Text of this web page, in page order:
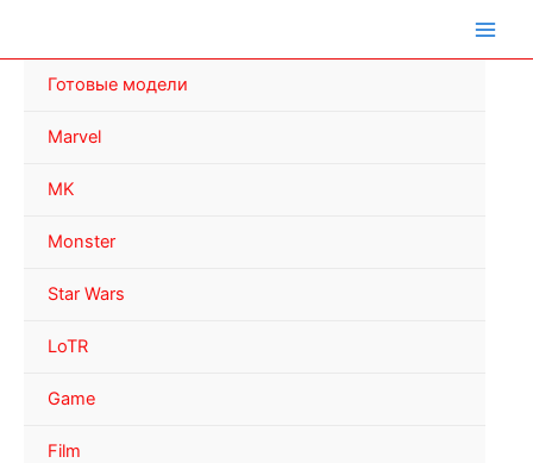
Готовые модели
Marvel
MK
Monster
Star Wars
LoTR
Game
Film